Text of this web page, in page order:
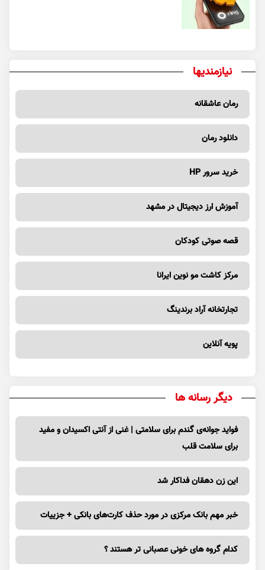
نیازمندیها
رمان عاشقانه
دانلود رمان
خرید سرور HP
آموزش ارز دیجیتال در مشهد
قصه صوتی کودکان
مرکز کاشت مو نوین ایرانا
تجارتخانه آراد برندینگ
پویه آنلاین
دیگر رسانه ها
فواید جوانه‌ی گندم برای سلامتی | غنی از آنتی اکسیدان و مفید
برای سلامت قلب
این زن دهقان فداکار شد
خبر مهم بانک مرکزی در مورد حذف کارت‌های بانکی + جزییات
کدام گروه های خونی عصبانی تر هستند ؟